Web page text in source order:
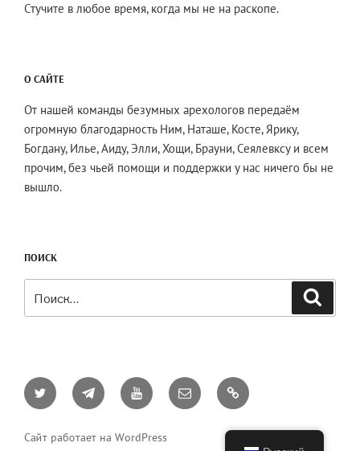
Стучите в любое время, когда мы не на раскопе.
О САЙТЕ
От нашей команды безумных арехологов передаём
огромную благодарность Ним, Наташе, Косте, Ярику,
Богдану, Илье, Аиду, Элли, Хощи, Брауни, Сеялевксу и всем
прочим, без чьей помощи и поддержки у нас ничего бы не
вышло.
ПОИСК
Twitter TelegramYouTube Email AO3
Сайт работает на WordPress